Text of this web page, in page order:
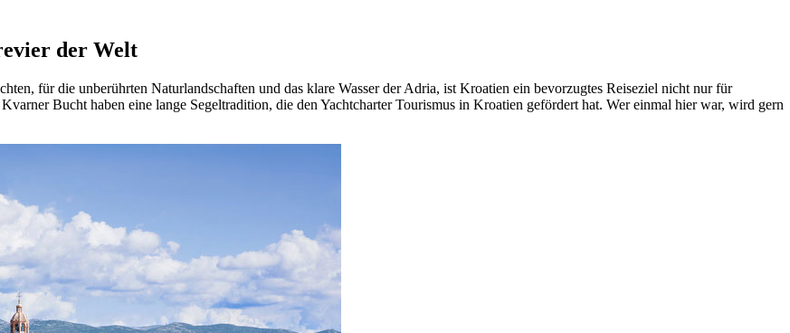
der Welt
für die unberührten Naturlandschaften und das klare Wasser der Adria, ist Kroatien ein bevorzugtes Reiseziel nicht nur für
Bucht haben eine lange Segeltradition, die den Yachtcharter Tourismus in Kroatien gefördert hat. Wer einmal hier war, wird gern